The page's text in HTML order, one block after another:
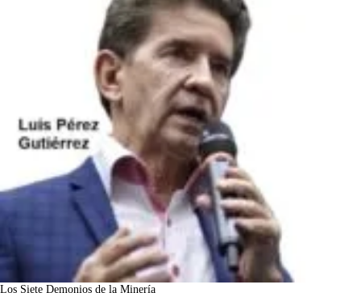
Los Siete Demonios de la Minería